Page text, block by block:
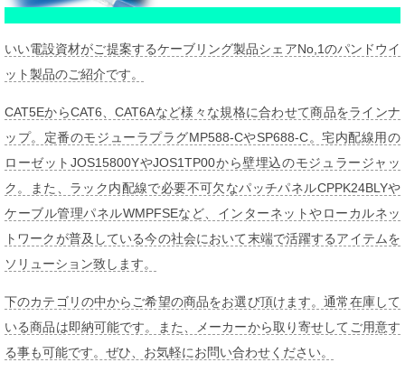
いい電設資材がご提案するケーブリング製品シェアNo,1のパンドウイ
ット製品のご紹介です。
CAT5EからCAT6、CAT6Aなど様々な規格に合わせて商品をラインナ
ップ。定番のモジューラプラグMP588-CやSP688-C。宅内配線用の
ローゼットJOS15800YやJOS1TP00から壁埋込のモジュラージャッ
ク。また、ラック内配線で必要不可欠なパッチパネルCPPK24BLYや
ケーブル管理パネルWMPFSEなど、インターネットやローカルネッ
トワークが普及している今の社会において末端で活躍するアイテムを
ソリューション致します。
下のカテゴリの中からご希望の商品をお選び頂けます。通常在庫して
いる商品は即納可能です。また、メーカーから取り寄せしてご用意す
る事も可能です。ぜひ、お気軽にお問い合わせください。